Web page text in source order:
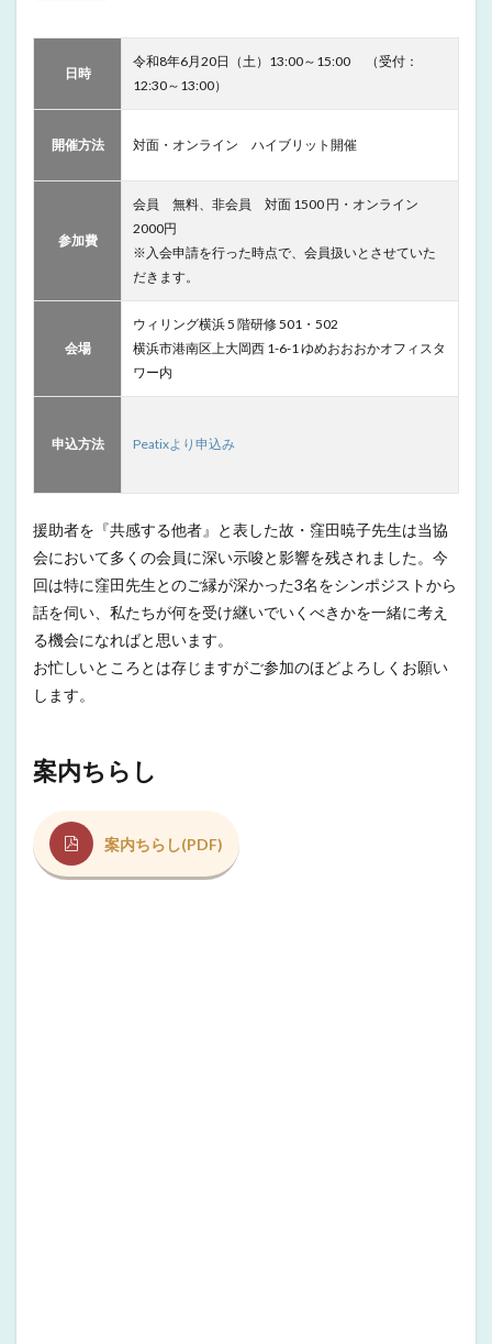
日時
令和8年6月20日（土）13:00～15:00 （受付：
12:30～13:00）
開催方法 対⾯・オンライン ハイブリット開催
参加費
会員 無料、非会員 対⾯ 1500 円・オンライン
2000円
※入会申請を行った時点で、会員扱いとさせていた
だきます。
会場
ウィリング横浜 5 階研修 501・502
横浜市港南区上⼤岡⻄ 1-6-1 ゆめおおおかオフィスタ
ワー内
申込方法 Peatixより申込み
援助者を『共感する他者』と表した故・窪田暁子先生は当協
会において多くの会員に深い示唆と影響を残されました。今
回は特に窪田先生とのご縁が深かった3名をシンポジストから
話を伺い、私たちが何を受け継いでいくべきかを一緒に考え
る機会になればと思います。
お忙しいところとは存じますがご参加のほどよろしくお願い
します。
案内ちらし
案内ちらし(PDF)